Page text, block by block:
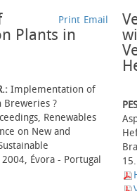
Email
Print
Plants in
Implementation of
Breweries ?
Renewables
on New and
Évora - Portugal